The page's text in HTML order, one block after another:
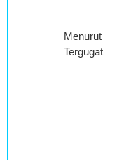
Menurut
Tergugat